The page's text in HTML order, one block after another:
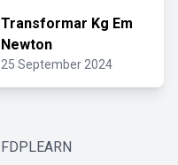
Transformar Kg Em
Newton
25 September 2024
FDPLEARN